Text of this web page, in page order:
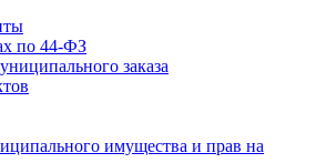
по 44-ФЗ
заказа
имущества и прав на